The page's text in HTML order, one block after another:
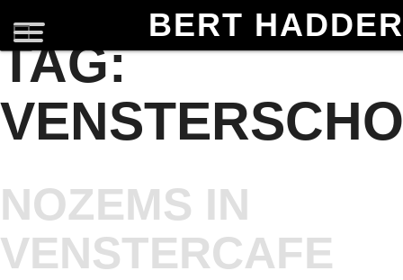
BERT
TAG:
NOZEMS IN
VENSTERCAFE